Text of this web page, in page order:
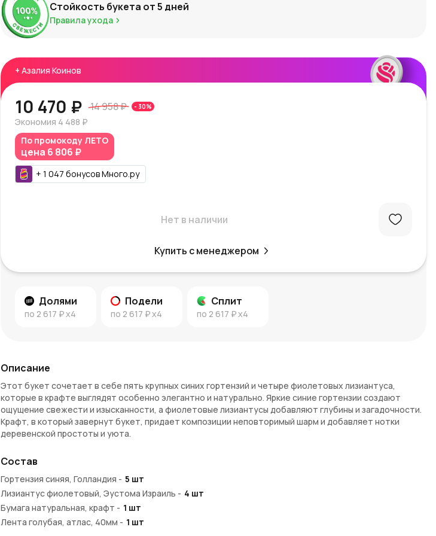
Стойкость букета от5 дней
Правила ухода
+ Азалия Коинов
10 470 ₽ 14 958 ₽ - 30%
Экономия 4 488 ₽
По промокоду ЛЕТО
цена 6 806 ₽
+ 1 047 бонусовМного.ру
Нет в наличии
Купить с менеджером
Долями
по 2 617 ₽x4
Подели
по 2 617 ₽x4
Сплит
по 2 617 ₽x4
Описание
Этот букет сочетает в себе пять крупных синих гортензий и четыре фиолетовых лизиантуса,
которые в крафте выглядят особенно элегантно и натурально. Яркие синие гортензии создают
ощущение свежести и изысканности, а фиолетовые лизиантусы добавляют глубины и загадочности.
Крафт, в который завернут букет, придает композиции неповторимый шарм и добавляет нотки
деревенской простоты и уюта.
Гортензия символизирует искренность, благодарность и уважение, а фиолетовые лизиантусы — это
символ утонченности и загадочности. Вместе эти цветы создают атмосферу гармонии и глубины,
делая букет особенно значимым и красивым.
Почему стоит выбрать именно этот букет?
Состав
Гортензия синяя, Голландия - 5 шт
Лизиантус фиолетовый, Эустома Израиль - 4 шт
Бумага натуральная, крафт - 1 шт
Лента голубая, атлас, 40мм - 1 шт